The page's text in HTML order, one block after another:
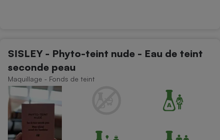
SISLEY - Phyto-teint nude - Eau de teint
seconde peau
Maquillage - Fonds de teint